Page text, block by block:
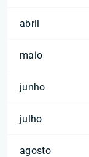
abril
maio
junho
julho
agosto